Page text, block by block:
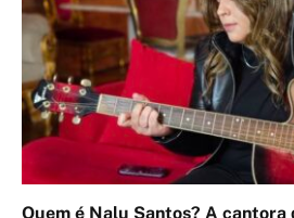
Quem é Nalu Santos? A